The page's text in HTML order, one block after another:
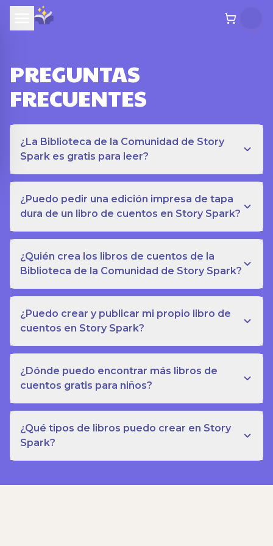
PREGUNTAS
FRECUENTES
¿La Biblioteca de la Comunidad de Story
Spark es gratis para leer?
¿Puedo pedir una edición impresa de tapa
dura de un libro de cuentos en Story Spark?
¿Quién crea los libros de cuentos de la
Biblioteca de la Comunidad de Story Spark?
¿Puedo crear y publicar mi propio libro de
cuentos en Story Spark?
¿Dónde puedo encontrar más libros de
cuentos gratis para niños?
¿Qué tipos de libros puedo crear en Story
Spark?